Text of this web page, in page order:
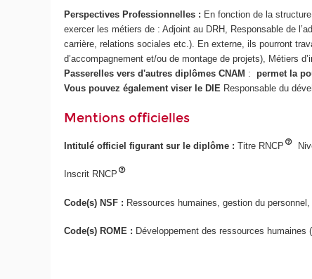
Perspectives Professionnelles : En fonction de la
exercer les métiers de : Adjoint au DRH, Responsable de
carrière, relations sociales etc.). En externe, ils pourront
d’accompagnement et/ou de montage de projets), Métiers
Passerelles vers d'autres diplômes CNAM : permet la
Vous pouvez également viser le DIE Responsable du
Mentions officielles
Intitulé officiel figurant sur le diplôme :Titre RNCP
Inscrit RNCP
Code(s) NSF : Ressources humaines, gestion du
Code(s) ROME : Développement des ressources